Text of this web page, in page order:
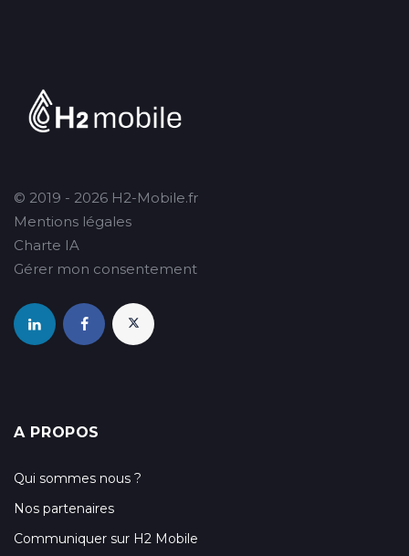
© 2019 - 2026 H2-Mobile.fr
Mentions légales
Charte IA
Gérer mon consentement
A PROPOS
Qui sommes nous ?
Nos partenaires
Communiquer sur H2 Mobile